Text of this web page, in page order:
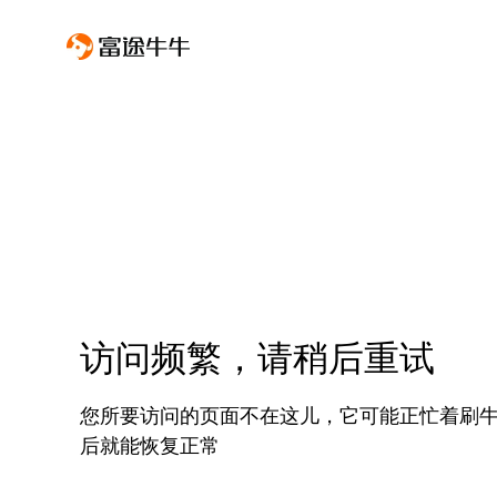
访问频繁，请稍后重试
您所要访问的页面不在这儿，它可能正忙着刷
后就能恢复正常